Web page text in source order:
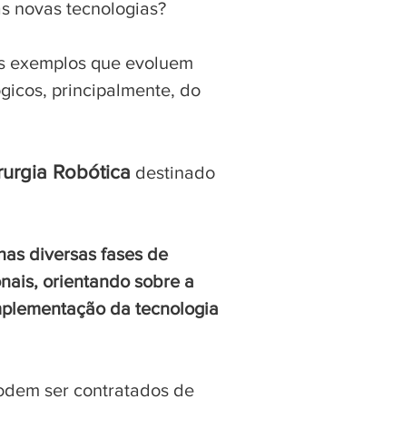
novas tecnologias?
exemplos que evoluem
principalmente, do
Robótica destinado
diversas fases de
orientando sobre a
da tecnologia
ser contratados de